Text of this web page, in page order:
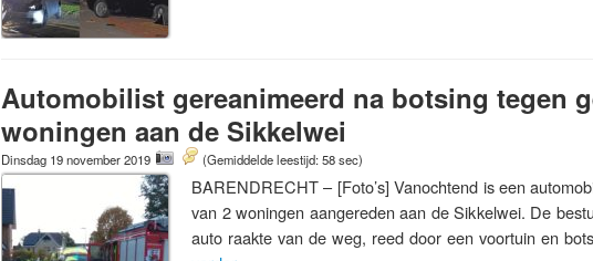
Automobilist gereanimeerd na botsing tegen
woningen aan de Sikkelwei
Dinsdag 19 november 2019 (Gemiddelde leestijd: 58 sec)
BARENDRECHT – [Foto’s] Vanochtend is een
van 2 woningen aangereden aan de Sikkelwei. De
auto raakte van de weg, reed door een voortuin en